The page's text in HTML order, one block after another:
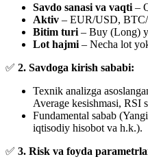
Savdo sanasi va vaqti –
Aktiv – EUR/USD,
Bitim turi – Buy (Long)
Lot hajmi – Necha lot
✅ 2. Savdoga kirish sababi:
Texnik analizga
Average kesishmasi, RSI
Fundamental sabab
iqtisodiy hisobot va h.k.).
✅ 3. Risk va foyda